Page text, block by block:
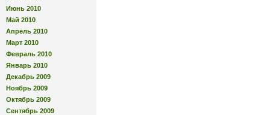
Июнь 2010
Май 2010
Апрель 2010
Март 2010
Февраль 2010
Январь 2010
Декабрь 2009
Ноябрь 2009
Октябрь 2009
Сентябрь 2009